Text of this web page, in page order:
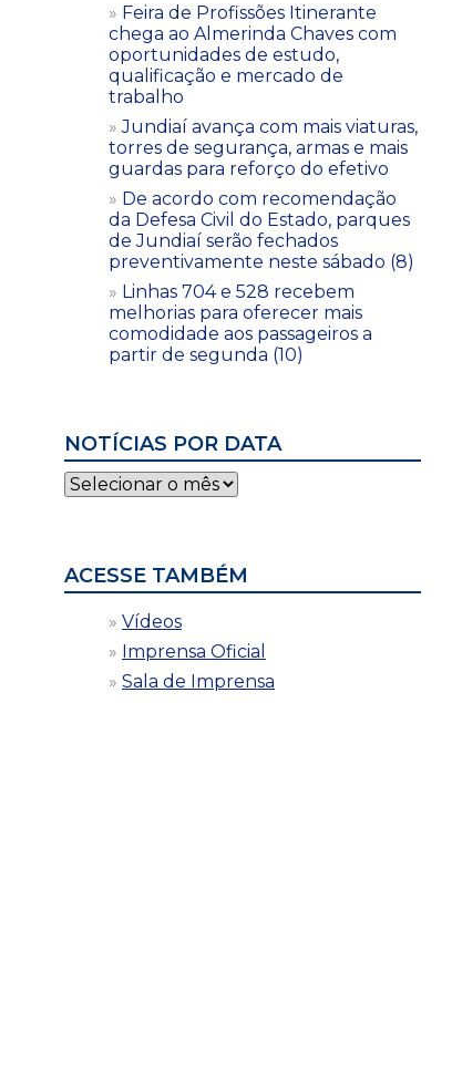
Feira de Profissões Itinerante
chega ao Almerinda Chaves com
oportunidades de estudo,
qualificação e mercado de
trabalho
Jundiaí avança com mais viaturas,
torres de segurança, armas e mais
guardas para reforço do efetivo
De acordo com recomendação
da Defesa Civil do Estado, parques
de Jundiaí serão fechados
preventivamente neste sábado (8)
Linhas 704 e 528 recebem
melhorias para oferecer mais
comodidade aos passageiros a
partir de segunda (10)
NOTÍCIAS POR DATA
Notícias
por
ACESSE TAMBÉM
Vídeos
Imprensa Oficial
Sala de Imprensa